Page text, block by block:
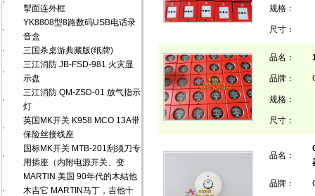
掣面连外框
·
YK8808型8路数码USB电话录
音盒
·
三国杀桌游典藏版(纸牌)
·
三江消防 JB-FSD-981 火灾显
示盘
·
三江消防 QM-ZSD-01 放气指示
灯
·
英国MK开关 K958 MCO 13A带
保险丝接线座
·
国标MK开关 MTB-201刮须刀专
用插座（内附电源开关、变
·
MARTlN 美国 90年代的木結他
木吉它 MARTIN马丁，吉他十
规格：
尺寸：
品名：
品牌：
规格：
尺寸：
品名：
品牌：